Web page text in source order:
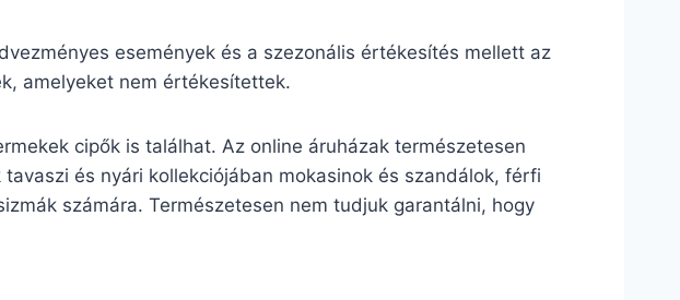
események és a szezonális értékesítés mellett az
amelyeket nem értékesítettek.
cipők is találhat. Az online áruházak természetesen
és nyári kollekciójában mokasinok és szandálok, férfi
számára. Természetesen nem tudjuk garantálni, hogy